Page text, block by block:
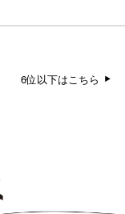
6位以下はこちら